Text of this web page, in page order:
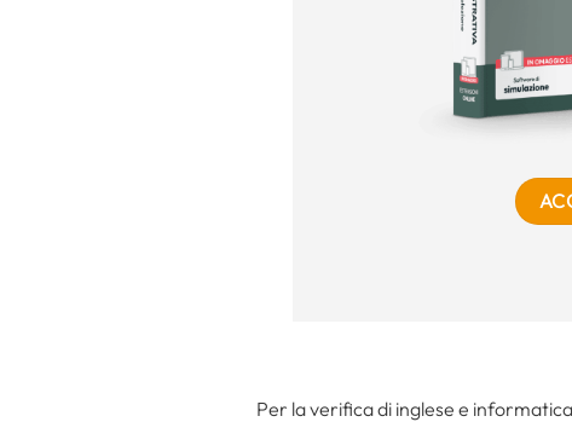
Per la verifica di inglese e